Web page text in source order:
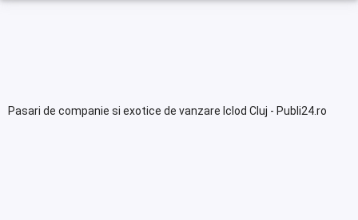
Pasari de companie si exotice de vanzare Iclod Cluj - Publi24.ro